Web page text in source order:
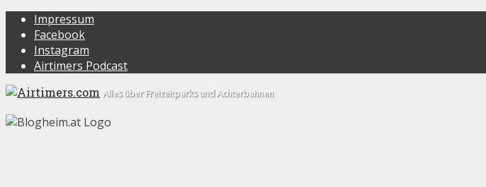
Impressum
Facebook
Instagram
Airtimers Podcast
Alles über Freizeitparks und Achterbahnen